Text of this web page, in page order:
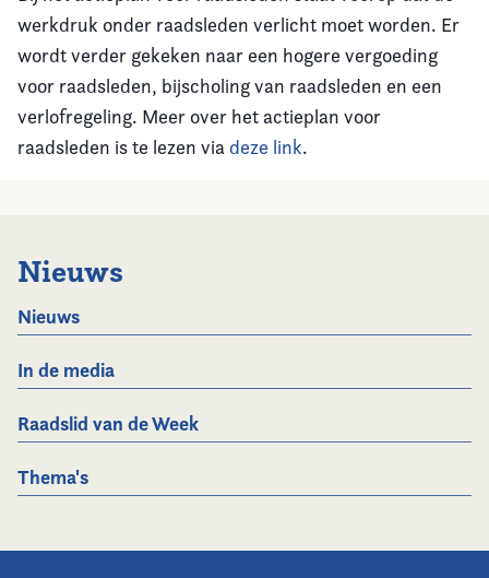
werkdruk onder raadsleden verlicht moet worden. Er
wordt verder gekeken naar een hogere vergoeding
voor raadsleden, bijscholing van raadsleden en een
verlofregeling. Meer over het actieplan voor
raadsleden is te lezen via deze link.
Nieuws
Nieuws
In de media
Raadslid van de Week
Thema's